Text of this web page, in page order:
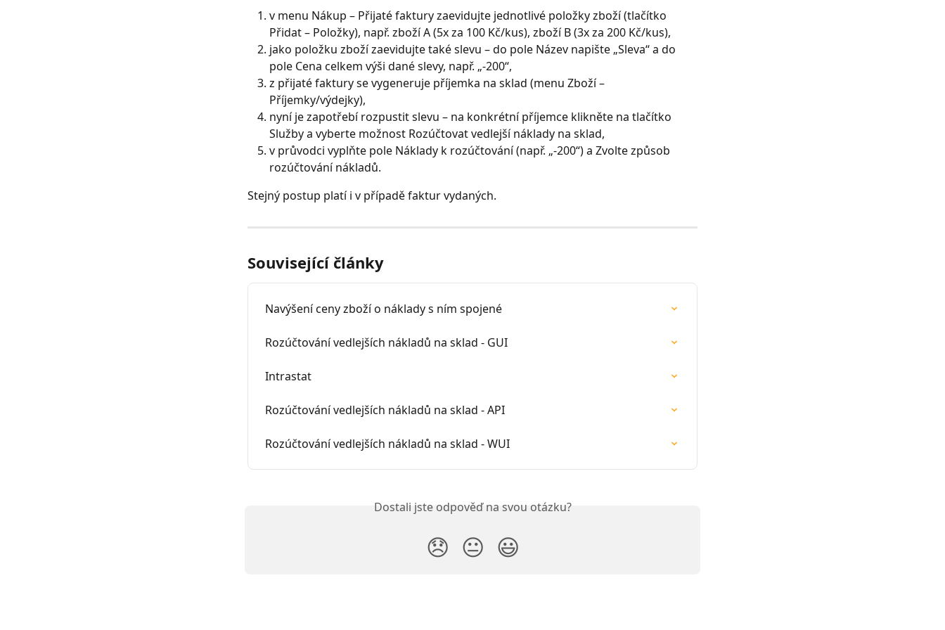
v menu Nákup – Přijaté faktury zaevidujte jednotlivé položky zboží (tlačítko
Přidat – Položky), např. zboží A (5x za 100 Kč/kus), zboží B (3x za 200 Kč/kus),
jako položku zboží zaevidujte také slevu – do pole Název napište „Sleva“ a do
pole Cena celkem výši dané slevy, např. „-200“,
z přijaté faktury se vygeneruje příjemka na sklad (menu Zboží –
Příjemky/výdejky),
nyní je zapotřebí rozpustit slevu – na konkrétní příjemce klikněte na tlačítko
Služby a vyberte možnost Rozúčtovat vedlejší náklady na sklad,
v průvodci vyplňte pole Náklady k rozúčtování (např. „-200“) a Zvolte způsob
rozúčtování nákladů.
Stejný postup platí i v případě faktur vydaných.
Související články
Navýšení ceny zboží o náklady s ním spojené
Rozúčtování vedlejších nákladů na sklad - GUI
Intrastat
Rozúčtování vedlejších nákladů na sklad - API
Rozúčtování vedlejších nákladů na sklad - WUI
Dostali jste odpověď na svou otázku?
😞 😐 😃